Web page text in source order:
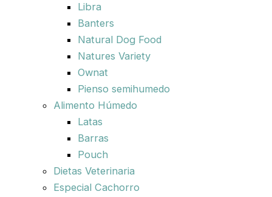
Libra
Banters
Natural Dog Food
Natures Variety
Ownat
Pienso semihumedo
Alimento Húmedo
Latas
Barras
Pouch
Dietas Veterinaria
Especial Cachorro